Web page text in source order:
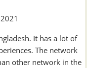
It has a lot of
The network
other network in the